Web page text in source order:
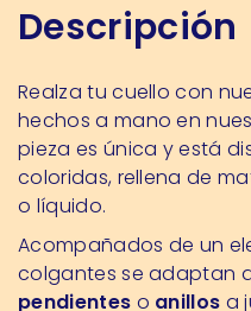
Descripción
Realza tu cuello con
hechos a mano en
pieza es única y está
coloridas, rellena de
o líquido.
Acompañados de un
colgantes se adaptan
pendientes o anillos a